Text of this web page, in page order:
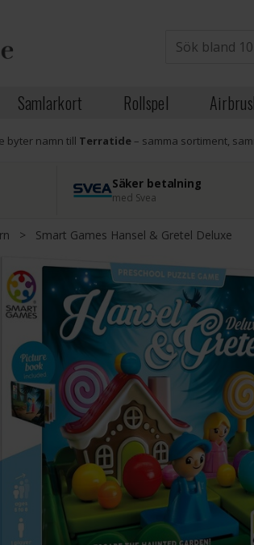
Samlarkort Rollspel
byter namn till Terratide– samma sortiment,
Säker betalning
med Svea
> Smart Games Hansel & Gretel Deluxe